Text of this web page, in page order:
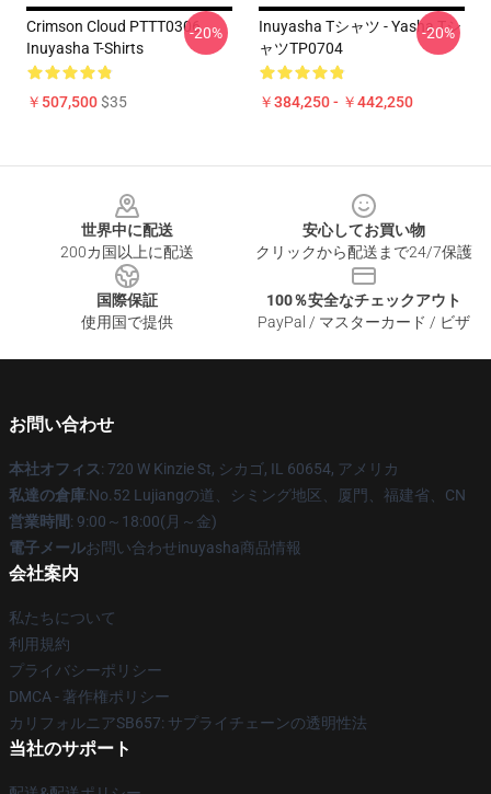
Crimson Cloud PTTT0306
Inuyasha T-Shirts
￥507,500$35
-20%
Inuyasha Tシャツ - Yasha Tシ
ャツTP0704
￥384,250 - ￥442,250
-20%
世界中に配送
200カ国以上に配送
安心してお買い物
クリックから配送まで24/7保護
国際保証
使用国で提供
100％安全なチェックアウト
PayPal / マスターカード / ビザ
お問い合わせ
本社オフィス: 720 W Kinzie St, シカゴ, IL 60654, アメリカ
私達の倉庫:No.52 Lujiangの道、シミング地区、厦門、福建省、CN
営業時間: 9:00～18:00(月～金)
電子メールお問い合わせinuyasha商品情報
会社案内
私たちについて
利用規約
プライバシーポリシー
DMCA - 著作権ポリシー
カリフォルニアSB657: サプライチェーンの透明性法
当社のサポート